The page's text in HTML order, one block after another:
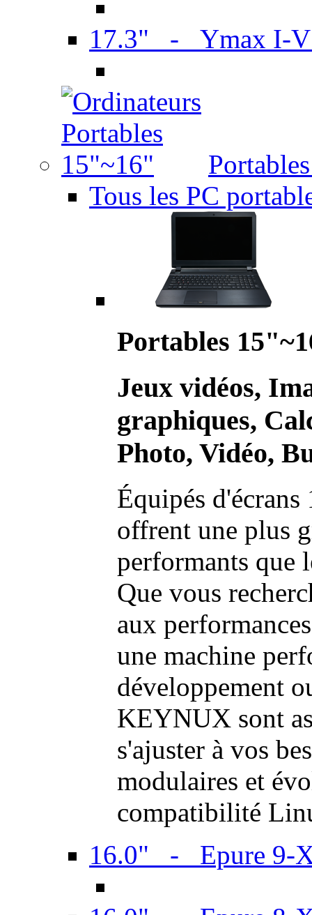
17.3" - Ymax I-
Tous les PC
Portables
Jeux vidéos,
graphiques,
Photo, Vidéo,
Équipés
offrent une plus
performants que
Que vous
aux
une machine
développement
KEYNUX sont
s'ajuster à vos
modulaires et
compatibilité
16.0" - Epure 9-